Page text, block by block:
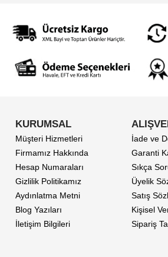
KURUMSAL
Müşteri Hizmetleri
Firmamız Hakkında
Hesap Numaraları
Gizlilik Politikamız
Aydınlatma Metni
Blog Yazıları
İletişim Bilgileri
İade ve
Garanti
Sıkça
Üyelik
Satış
Kişisel
Sipariş